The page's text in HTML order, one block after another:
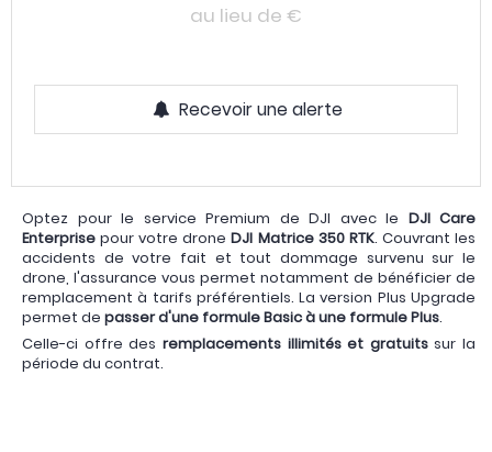
au lieu de €
Recevoir une alerte
Optez pour le service Premium de DJI avec le DJI Care
Enterprise pour votre droneDJI Matrice 350 RTK. Couvrant les
accidents de votre fait et tout dommage survenu sur le
drone, l'assurance vous permet notamment de bénéficier de
remplacement à tarifs préférentiels. La version Plus Upgrade
permet de passer d'une formule Basic à une formule Plus.
Celle-ci offre des remplacements illimités et gratuitssur la
période du contrat.